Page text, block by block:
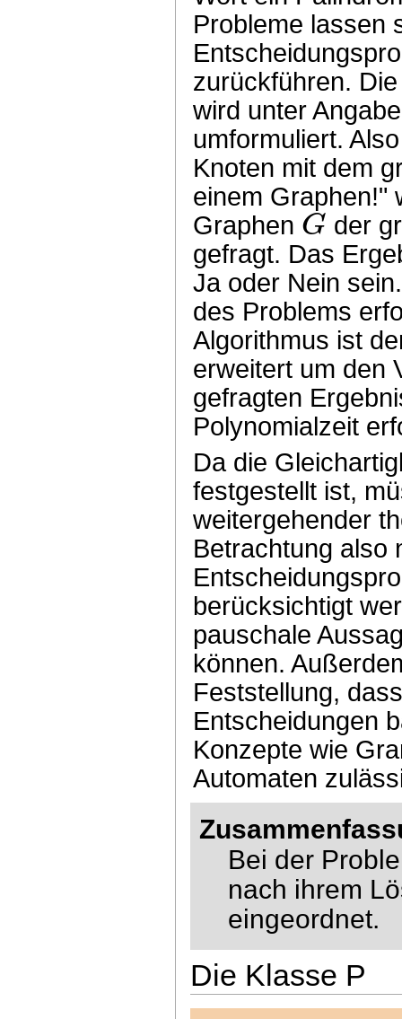
Probleme lassen
zurückführen.
wird unter
umformuliert.
Knoten mit dem
einem Graphen!"
Graphen G der
gefragt. Das
Ja oder Nein
des Problems
Algorithmus ist
erweitert um den
gefragten
Polynomialzeit
Da die
festgestellt ist,
weitergehender
Betrachtung also
berücksichtigt
pauschale
können.
Feststellung,
Entscheidungen
Konzepte wie
Automaten
Bei der
nach ihrem
eingeordnet.
Die Klasse P